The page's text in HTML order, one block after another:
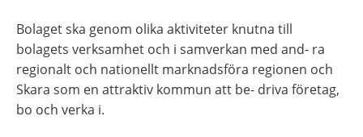
Bolaget ska genom olika aktiviteter knutna till
bolagets verksamhet och i samverkan med and- ra
regionalt och nationellt marknadsföra regionen och
Skara som en attraktiv kommun att be- driva företag,
bo och verka i.